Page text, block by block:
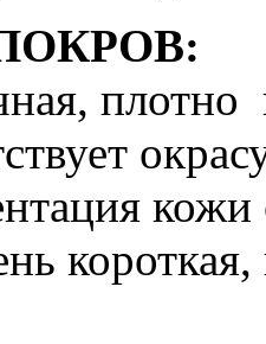
кожи
короткая,